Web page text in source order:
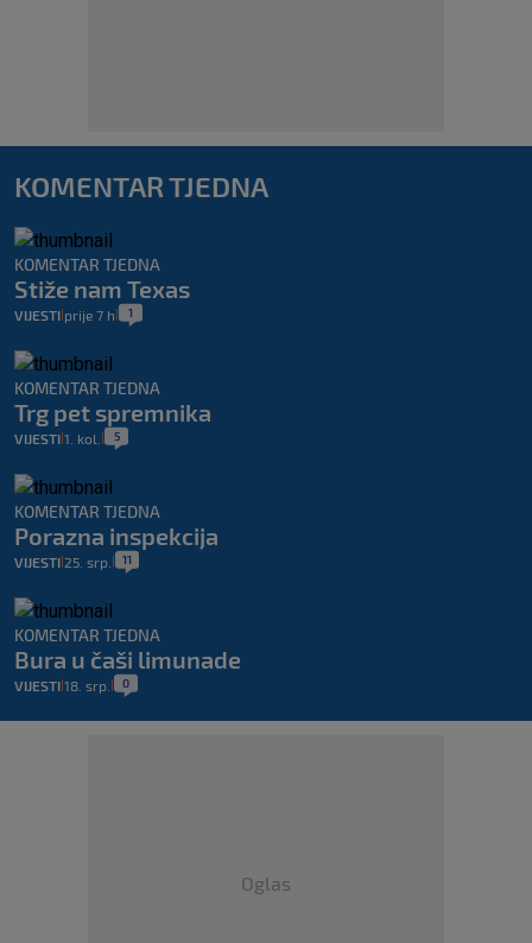
KOMENTAR TJEDNA
KOMENTAR TJEDNA
Stiže nam Texas
VIJESTI prije 7 h 1
KOMENTAR TJEDNA
Trg pet spremnika
VIJESTI 1. kol. 5
KOMENTAR TJEDNA
Porazna inspekcija
VIJESTI 25. srp. 11
KOMENTAR TJEDNA
Bura u čaši limunade
VIJESTI 18. srp. 0
Oglas